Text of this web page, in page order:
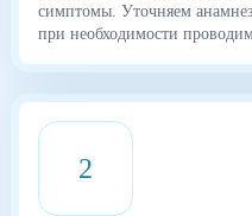
симптомы. Уточняем
при необходимости
2